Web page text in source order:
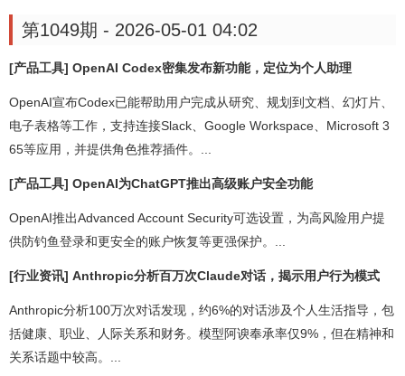
第1049期 - 2026-05-01 04:02
[产品工具] OpenAI Codex密集发布新功能，定位为个人助理
OpenAI宣布Codex已能帮助用户完成从研究、规划到文档、幻灯片、
电子表格等工作，支持连接Slack、Google Workspace、Microsoft 3
65等应用，并提供角色推荐插件。...
[产品工具] OpenAI为ChatGPT推出高级账户安全功能
OpenAI推出Advanced Account Security可选设置，为高风险用户提
供防钓鱼登录和更安全的账户恢复等更强保护。...
[行业资讯] Anthropic分析百万次Claude对话，揭示用户行为模式
Anthropic分析100万次对话发现，约6%的对话涉及个人生活指导，包
括健康、职业、人际关系和财务。模型阿谀奉承率仅9%，但在精神和
关系话题中较高。...